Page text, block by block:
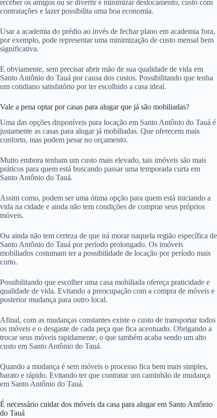
receber os amigos ou se divertir e minimizar deslocamento, custo com
contratações e lazer possibilita uma boa economia.
Usar a academia do prédio ao invés de fechar plano em academia fora,
por exemplo, pode representar uma minimização de custo mensal bem
significativa.
E obviamente, sem precisar abrir mão de sua qualidade de vida em
Santo Antônio do Tauá por causa dos custos. Possibilitando que tenha
um cotidiano satisfatório por ter escolhido a casa ideal.
Vale a pena optar por casas para alugar que já são mobiliadas?
Uma das opções disponíveis para locação em Santo Antônio do Tauá é
justamente as casas para alugar já mobiliadas. Que oferecem mais
conforto, mas podem pesar no orçamento.
Muito embora tenham um custo mais elevado, tais imóveis são mais
práticos para quem está buscando passar uma temporada curta em
Santo Antônio do Tauá.
Assim como, podem ser uma ótima opção para quem está iniciando a
vida na cidade e ainda não tem condições de comprar seus próprios
móveis.
Ou ainda não tem certeza de que irá morar naquela região específica de
Santo Antônio do Tauá por período prolongado. Os imóveis
mobiliados costumam ter a possibilidade de locação por período mais
curto.
Possibilitando que escolher uma casa mobiliada ofereça praticidade e
qualidade de vida. Evitando a preocupação com a compra de móveis e
posterior mudança para outro local.
Afinal, com as mudanças constantes existe o custo de transportar todos
os móveis e o desgaste de cada peça que fica acentuado. Obrigando a
trocar seus móveis rapidamente, o que também acaba sendo um alto
custo em Santo Antônio do Tauá.
Quando a mudança é sem móveis o processo fica bem mais simples,
barato e rápido. Evitando ter que contratar um caminhão de mudança
em Santo Antônio do Tauá.
É necessário cuidar dos móveis da casa para alugar em Santo Antônio
do Tauá